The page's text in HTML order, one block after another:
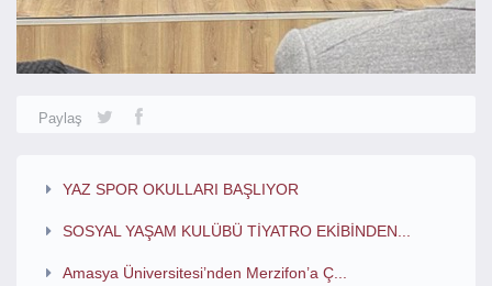
Paylaş
YAZ SPOR OKULLARI BAŞLIYOR
SOSYAL YAŞAM KULÜBÜ TİYATRO EKİBİNDEN...
Amasya Üniversitesi’nden Merzifon’a Ç...